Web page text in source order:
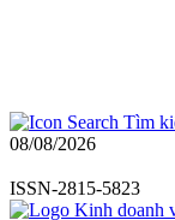
Tìm
08/08/2026
ISSN-2815-5823